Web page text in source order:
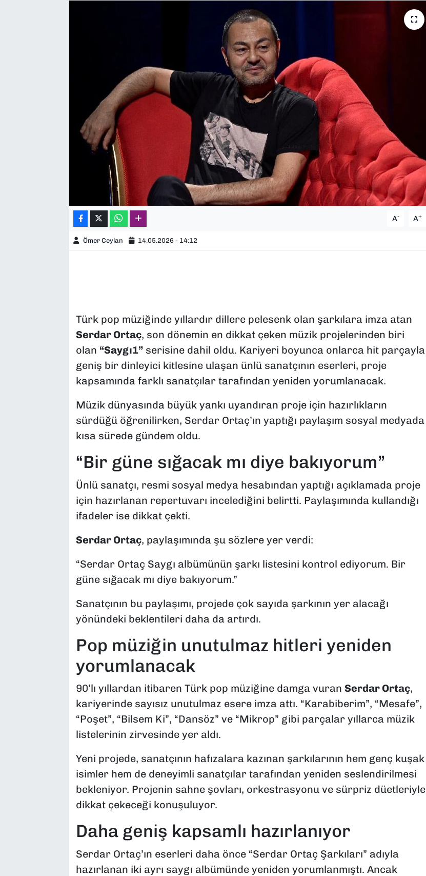
A- A+
Ömer Ceylan 14.05.2026 - 14:12
Türk pop müziğinde yıllardır dillere pelesenk olan şarkılara imza atan
Serdar Ortaç, son dönemin en dikkat çeken müzik projelerinden biri
olan “Saygı1”serisine dahil oldu. Kariyeri boyunca onlarca hit parçayla
geniş bir dinleyici kitlesine ulaşan ünlü sanatçının eserleri, proje
kapsamında farklı sanatçılar tarafından yeniden yorumlanacak.
Müzik dünyasında büyük yankı uyandıran proje için hazırlıkların
sürdüğü öğrenilirken, Serdar Ortaç’ın yaptığı paylaşım sosyal medyada
kısa sürede gündem oldu.
“Bir güne sığacak mı diye bakıyorum”
Ünlü sanatçı, resmi sosyal medya hesabından yaptığı açıklamada proje
için hazırlanan repertuvarı incelediğini belirtti. Paylaşımında kullandığı
ifadeler ise dikkat çekti.
Serdar Ortaç, paylaşımında şu sözlere yer verdi:
“Serdar Ortaç Saygı albümünün şarkı listesini kontrol ediyorum. Bir
güne sığacak mı diye bakıyorum.”
Sanatçının bu paylaşımı, projede çok sayıda şarkının yer alacağı
yönündeki beklentileri daha da artırdı.
Pop müziğin unutulmaz hitleri yeniden
yorumlanacak
90’lı yıllardan itibaren Türk pop müziğine damga vuran Serdar Ortaç,
kariyerinde sayısız unutulmaz esere imza attı. “Karabiberim”, “Mesafe”,
“Poşet”, “Bilsem Ki”, “Dansöz” ve “Mikrop” gibi parçalar yıllarca müzik
listelerinin zirvesinde yer aldı.
Yeni projede, sanatçının hafızalara kazınan şarkılarının hem genç kuşak
isimler hem de deneyimli sanatçılar tarafından yeniden seslendirilmesi
bekleniyor. Projenin sahne şovları, orkestrasyonu ve sürpriz düetleriyle
dikkat çekeceği konuşuluyor.
Daha geniş kapsamlı hazırlanıyor
Serdar Ortaç’ın eserleri daha önce “Serdar Ortaç Şarkıları” adıyla
hazırlanan iki ayrı saygı albümünde yeniden yorumlanmıştı. Ancak
YEREL YÖNETİMLER